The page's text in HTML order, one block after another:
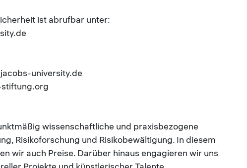
ist abrufbar unter:
university.de
wissenschaftliche und praxisbezogene
Risikoforschung und Risikobewältigung. In diesem
wir auch Preise. Darüber hinaus engagieren wir uns